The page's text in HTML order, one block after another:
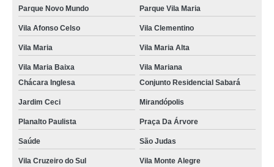
Parque Novo Mundo Parque Vila Maria
Vila Afonso Celso Vila Clementino
Vila Maria Vila Maria Alta
Vila Maria Baixa
Vila Mariana
Chácara Inglesa
Conjunto Residencial Sabará
Jardim Ceci Mirandópolis
Planalto Paulista Praça Da Árvore
Saúde São Judas
Vila Cruzeiro do Sul Vila Monte Alegre